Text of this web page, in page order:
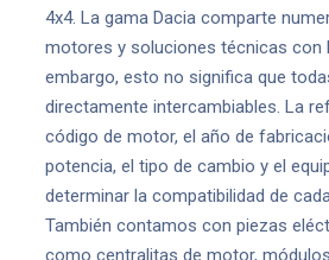
4x4. La gama Dacia comparte
motores y soluciones técnicas con
embargo, esto no significa que
directamente intercambiables. La
código de motor, el año de
potencia, el tipo de cambio y el
determinar la compatibilidad de
También contamos con piezas
como centralitas de motor,